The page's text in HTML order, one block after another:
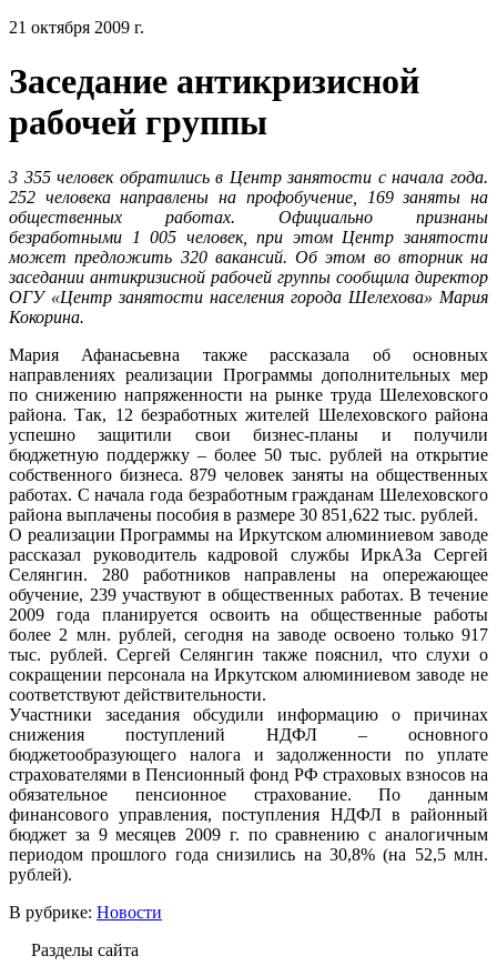
21 октября 2009 г.
Заседание антикризисной
рабочей группы
3 355 человек обратились в Центр занятости с начала года.
252 человека направлены на профобучение, 169 заняты на
общественных работах. Официально признаны
безработными 1 005 человек, при этом Центр занятости
может предложить 320 вакансий. Об этом во вторник на
заседании антикризисной рабочей группы сообщила директор
ОГУ «Центр занятости населения города Шелехова» Мария
Кокорина.
Мария Афанасьевна также рассказала об основных
направлениях реализации Программы дополнительных мер
по снижению напряженности на рынке труда Шелеховского
района. Так, 12 безработных жителей Шелеховского района
успешно защитили свои бизнес-планы и получили
бюджетную поддержку – более 50 тыс. рублей на открытие
собственного бизнеса. 879 человек заняты на общественных
работах. С начала года безработным гражданам Шелеховского
района выплачены пособия в размере 30 851,622 тыс. рублей.
О реализации Программы на Иркутском алюминиевом заводе
рассказал руководитель кадровой службы ИркАЗа Сергей
Селянгин. 280 работников направлены на опережающее
обучение, 239 участвуют в общественных работах. В течение
2009 года планируется освоить на общественные работы
более 2 млн. рублей, сегодня на заводе освоено только 917
тыс. рублей. Сергей Селянгин также пояснил, что слухи о
сокращении персонала на Иркутском алюминиевом заводе не
соответствуют действительности.
Участники заседания обсудили информацию о причинах
снижения поступлений НДФЛ – основного
бюджетообразующего налога и задолженности по уплате
страхователями в Пенсионный фонд РФ страховых взносов на
обязательное пенсионное страхование. По данным
финансового управления, поступления НДФЛ в районный
бюджет за 9 месяцев 2009 г. по сравнению с аналогичным
периодом прошлого года снизились на 30,8% (на 52,5 млн.
рублей).
В рубрике: Новости
Разделы сайта